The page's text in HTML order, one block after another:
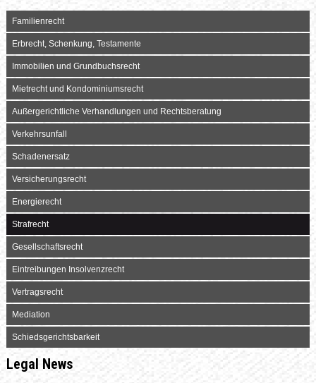
Familienrecht
Erbrecht, Schenkung, Testamente
Immobilien und Grundbuchsrecht
Mietrecht und Kondominiumsrecht
Außergerichtliche Verhandlungen und Rechtsberatung
Verkehrsunfall
Schadenersatz
Versicherungsrecht
Energierecht
Strafrecht
Gesellschaftsrecht
Eintreibungen Insolvenzrecht
Vertragsrecht
Mediation
Schiedsgerichtsbarkeit
Legal News